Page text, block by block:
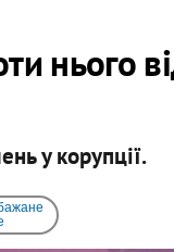
нього
у корупції.